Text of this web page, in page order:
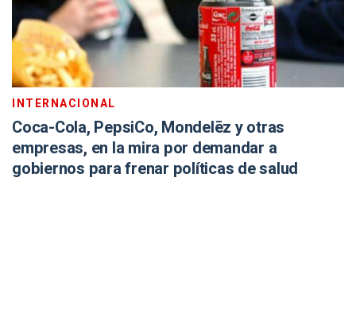
INTERNACIONAL
Coca-Cola, PepsiCo, Mondelēz y otras
empresas, en la mira por demandar a
gobiernos para frenar políticas de salud